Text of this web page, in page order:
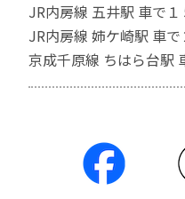
JR内房線 五井駅 車で１
JR内房線 姉ケ崎駅 車
京成千原線 ちはら台駅